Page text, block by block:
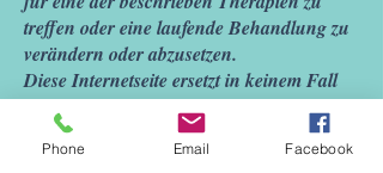
treffen oder eine laufende Behandlung zu
verändern oder abzusetzen.
Diese Internetseite ersetzt in keinem Fall
eine professionelle Beratung. Wir
übernehmen keinerlei Haftung für
Schäden, die aus der Nutzung oder
Phone Email Facebook